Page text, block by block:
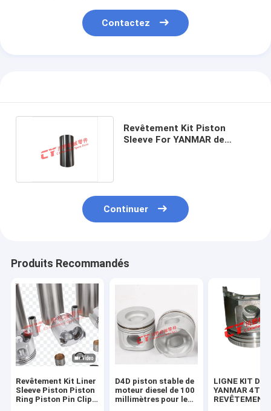
Contactez
Revêtement Kit Piston
Sleeve For YANMAR de
Continuer
Produits Recommandés
Revêtement Kit Liner
Sleeve Piston Piston
Ring Piston Pin Clip
D4D piston stable de
moteur diesel de 100
millimètres pour le
LIGNE KIT DE
YANMAR
REVÊTEMENT